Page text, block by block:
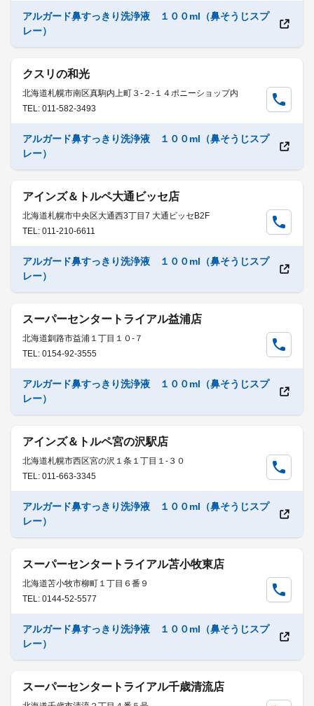
アルガード鼻すっきり洗浄液 １００ml（鼻そうじスプ
レー）
クスリの和光
北海道札幌市南区真駒内上町３-２-１４ポニーショップ内
TEL: 011-582-3493
アルガード鼻すっきり洗浄液 １００ml（鼻そうじスプ
レー）
アインズ＆トルペ大通ビッセ店
北海道札幌市中央区大通西3丁目7 大通ビッセB2F
TEL: 011-210-6611
アルガード鼻すっきり洗浄液 １００ml（鼻そうじスプ
レー）
スーパーセンタートライアル益浦店
北海道釧路市益浦１丁目１０-７
TEL: 0154-92-3555
アルガード鼻すっきり洗浄液 １００ml（鼻そうじスプ
レー）
アインズ＆トルペ宮の沢駅店
北海道札幌市西区宮の沢１条１丁目１-３０
TEL: 011-663-3345
アルガード鼻すっきり洗浄液 １００ml（鼻そうじスプ
レー）
スーパーセンタートライアル苫小牧東店
北海道苫小牧市柳町１丁目６番９
TEL: 0144-52-5577
アルガード鼻すっきり洗浄液 １００ml（鼻そうじスプ
レー）
スーパーセンタートライアル千歳清流店